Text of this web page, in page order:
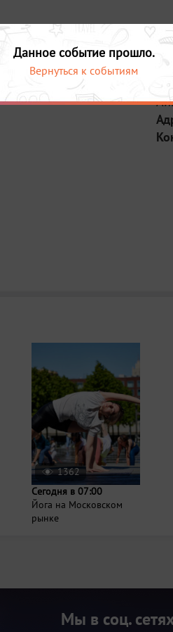
1362
Сегодня в 07:00
Йога на Московском
рынке
Данное событие прошло.
Вернуться к событиям
Мы в соц.